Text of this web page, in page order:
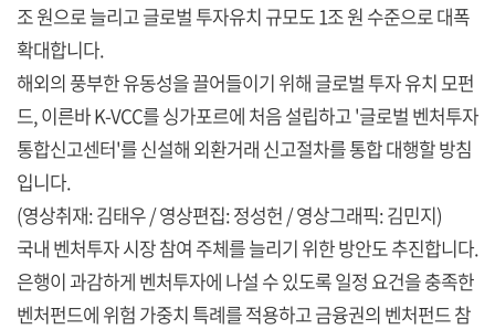
조 원으로 늘리고 글로벌 투자유치 규모도 1조 원 수준으로 대폭
확대합니다.
해외의 풍부한 유동성을 끌어들이기 위해 글로벌 투자 유치 모펀
드, 이른바 K-VCC를 싱가포르에 처음 설립하고 '글로벌 벤처투자
통합신고센터'를 신설해 외환거래 신고절차를 통합 대행할 방침
입니다.
(영상취재: 김태우 / 영상편집: 정성헌 / 영상그래픽: 김민지)
국내 벤처투자 시장 참여 주체를 늘리기 위한 방안도 추진합니다.
은행이 과감하게 벤처투자에 나설 수 있도록 일정 요건을 충족한
벤처펀드에 위험 가중치 특례를 적용하고 금융권의 벤처펀드 참